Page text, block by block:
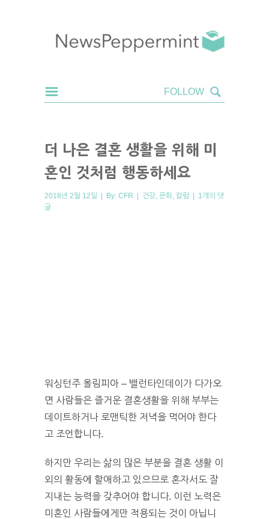
더 나은 결혼 생활을 위해 미
혼인 것처럼 행동하세요
2018년 2월 12일 | By: CFR | 건강 문화 칼럼 | 1개의 댓
글
워싱턴주 올림피아 – 밸런타인데이가 다가오
면 사람들은 즐거운 결혼생활을 위해 부부는
데이트하거나 로맨틱한 저녁을 먹어야 한다
고 조언합니다.
하지만 우리는 삶의 많은 부분을 결혼 생활 이
외의 활동에 할애하고 있으므로 혼자서도 잘
지내는 능력을 갖추어야 합니다. 이런 노력은
미혼인 사람들에게만 적용되는 것이 아닙니